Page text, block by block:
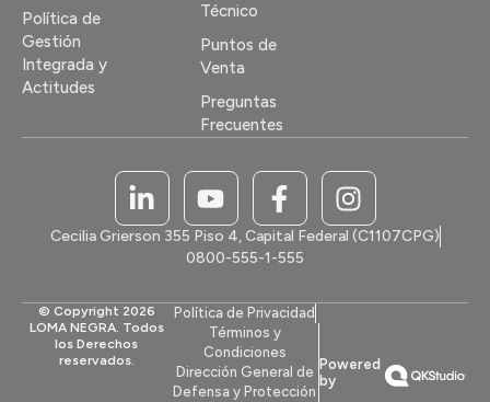
Política de
Gestión
Integrada y
Actitudes
Técnico
Puntos de
Venta
Preguntas
Frecuentes
Cecilia Grierson 355 Piso 4, Capital Federal (C1107CPG)
0800-555-1-555
© Copyright 2026
LOMA NEGRA. Todos
los Derechos
reservados.
Política de Privacidad
Términos y
Condiciones
Dirección General de
Defensa y Protección
Powered
by